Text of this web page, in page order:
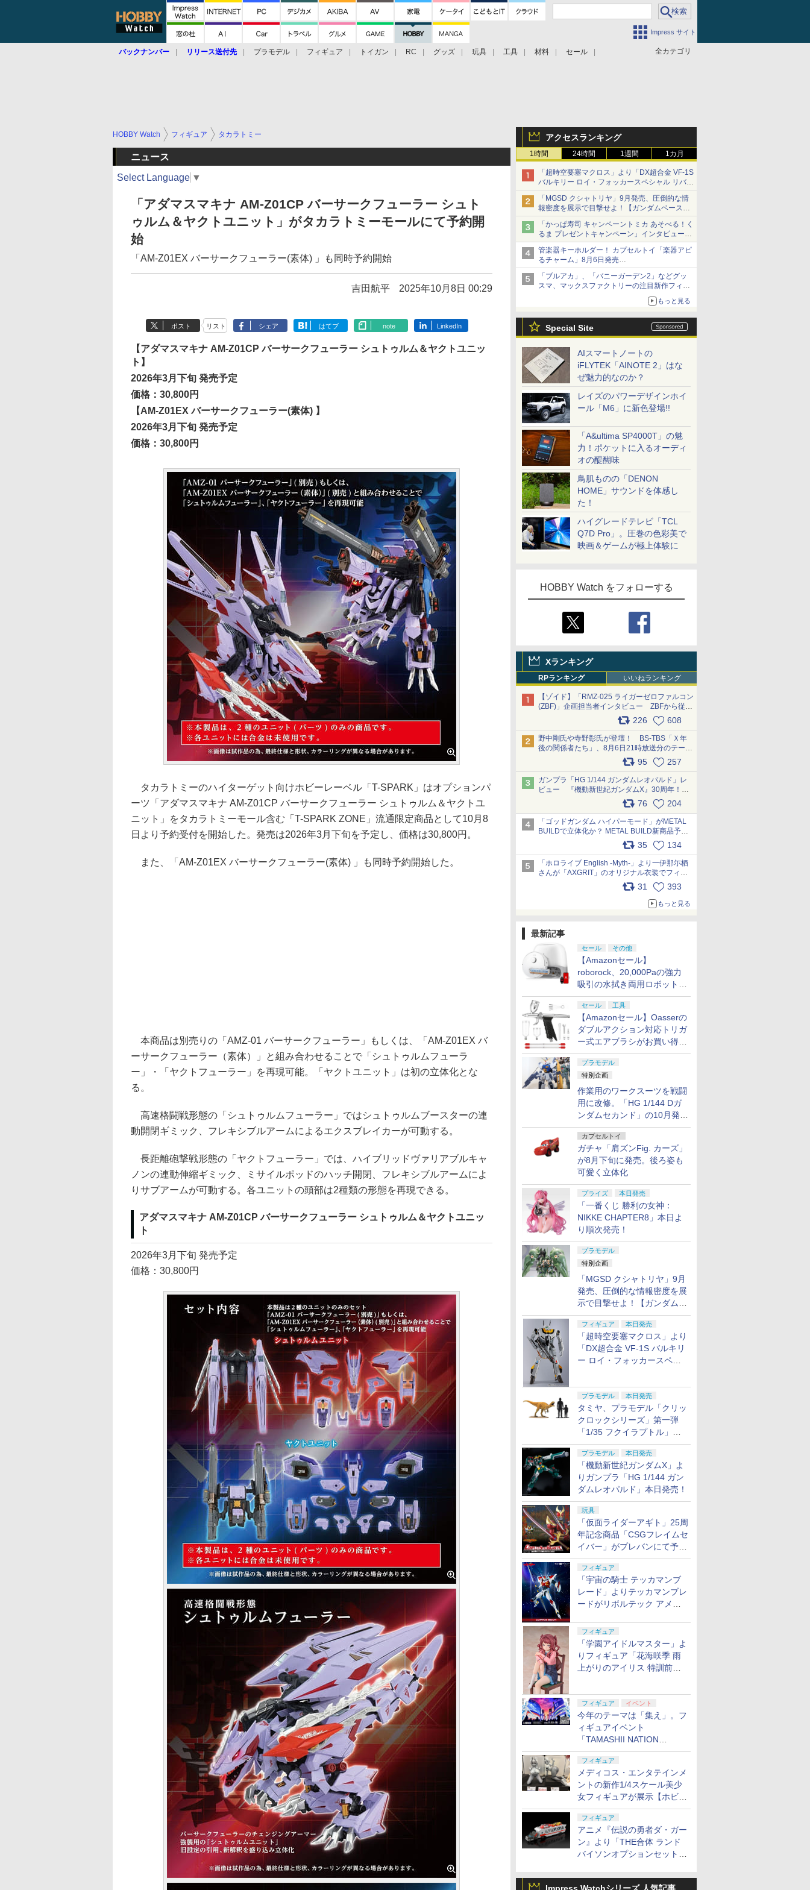
Impress サイト
全カテゴリ
バックナンバー リリース送付先 プラモデル フィギュア トイガン RC グッズ 玩具 工具 材料 セール
アクセスランキング
1時間 24時間 1週間 1カ月
「超時空要塞マクロス」より「DX超合金 VF-1S
バルキリー ロイ・フォッカースペシャル リバイ
バルVer.」本日発売！
「MGSD クシャトリヤ」9月発売、圧倒的な情
報密度を展示で目撃せよ！【ガンダムベース撮
り下ろし】
「かっぱ寿司 キャンペーントミカ あそべる！く
るま プレゼントキャンペーン」インタビュー
子どもが楽しめるかっぱ寿司ならではの体験と
コラボの楽しさを追求
管楽器キーホルダー！ カプセルトイ「楽器アピ
るチャーム」8月6日発売
チューバ、テナサクなど5種各3色
「ブルアカ」、「バニーガーデン2」などグッ
スマ、マックスファクトリーの注目新作フィギ
ュアが展示【ホビーメーカー合同展示会】
もっと見る
Special Site
AIスマートノートの
iFLYTEK「AINOTE 2」はな
ぜ魅力的なのか？
レイズのパワーデザインホイ
ール「M6」に新色登場!!
「A&ultima SP4000T」の魅
力！ポケットに入るオーディ
オの醍醐味
鳥肌ものの「DENON
HOME」サウンドを体感し
た！
ハイグレードテレビ「TCL
Q7D Pro」。圧巻の色彩美で
映画＆ゲームが極上体験に
HOBBY Watch をフォローする
Xランキング
RPランキング いいねランキング
【ゾイド】「RMZ-025 ライガーゼロファルコン
(ZBF)」企画担当者インタビュー ZBFから従来
デザインまで再現可能なボリューム満点のキッ
ト pic.x.com/6zOqQAQKkX
226 608
野中剛氏や寺野彰氏が登壇！ BS-TBS「Ｘ年
後の関係者たち」、8月6日21時放送分のテーマ
は「超合金」！ pic.x.com/uWyt1uyuFm
95 257
ガンプラ「HG 1/144 ガンダムレオパルド」レ
ビュー 『機動新世紀ガンダムX』30周年！イ
ンナーアームガトリングの変形機構まで再現し
最新フォーマットでキット化！
pic.x.com/nszPIDTpbg
76 204
「ゴッドガンダム ハイパーモード」がMETAL
BUILDで立体化か？ METAL BUILD新商品予告
が公開 pic.x.com/HIcLLIM3ar35 134
「ホロライブ English -Myth-」より一伊那尓栖
さんが「AXGRIT」のオリジナル衣装でフィギ
ュア化 pic.x.com/YMGhdIAzNa
31 393
もっと見る
最新記事
セール その他
【Amazonセール】
roborock、20,000Paの強力
吸引の水拭き両用ロボット掃
除機「Qrevo Curv 2 Flow」
がお買い得！
セール 工具
【Amazonセール】Oasserの
ダブルアクション対応トリガ
ー式エアブラシがお買い得価
格で登場！
プラモデル
特別企画
作業用のワークスーツを戦闘
用に改修。「HG 1/144 Dガ
ンダムセカンド」の10月発送
分が予約受付中【ガンダムベ
ース撮り下ろし】
カプセルトイ
ガチャ「肩ズンFig. カーズ」
が8月下旬に発売。後ろ姿も
可愛く立体化
プライズ 本日発売
「一番くじ 勝利の女神：
NIKKE CHAPTER8」本日よ
り順次発売！
プラモデル
特別企画
「MGSD クシャトリヤ」9月
発売、圧倒的な情報密度を展
示で目撃せよ！【ガンダムベ
ース撮り下ろし】
フィギュア 本日発売
「超時空要塞マクロス」より
「DX超合金 VF-1S バルキリ
ー ロイ・フォッカースペシ
プラモデル 本日発売
タミヤ、プラモデル「クリッ
クロックシリーズ」第一弾
「1/35 フクイラプトル」本
日発売！
プラモデル 本日発売
「機動新世紀ガンダムX」よ
りガンプラ「HG 1/144 ガン
ダムレオパルド」本日発売！
玩具
「仮面ライダーアギト」25周
年記念商品「CSGフレイムセ
イバー」がプレバンにて予約
開始
フィギュア
「宇宙の騎士 テッカマンブ
レード」よりテッカマンブレ
ードがリボルテック アメイ
定
フィギュア
「学園アイドルマスター」よ
りフィギュア「花海咲季 雨
上がりのアイリス 特訓前
フィギュア イベント
今年のテーマは「集え」。フ
ィギュアイベント
「TAMASHII NATION
2026」が11月13日より開催
決定
フィギュア
メディコス・エンタテインメ
ントの新作1/4スケール美少
女フィギュアが展示【ホビー
メーカー合同展示会】
フィギュア
アニメ『伝説の勇者ダ・ガー
ン』より「THE合体 ランド
バイソンオプションセット」
HOBBY Watch フィギュア タカラトミー
ニュース
Select Language ▼
「アダマスマキナ AM-Z01CP バーサークフューラー シュト
ゥルム＆ヤクトユニット」がタカラトミーモールにて予約開
始
「AM-Z01EX バーサークフューラー(素体) 」も同時予約開始
吉田航平 2025年10月8日 00:29
ポスト リスト シェア はてブ note LinkedIn
【アダマスマキナ AM-Z01CP バーサークフューラー シュトゥルム＆ヤクトユニッ
ト】
2026年3月下旬 発売予定
価格：30,800円
【AM-Z01EX バーサークフューラー(素体) 】
2026年3月下旬 発売予定
価格：30,800円
タカラトミーのハイターゲット向けホビーレーベル「T-SPARK」はオプションパ
ーツ「アダマスマキナ AM-Z01CP バーサークフューラー シュトゥルム＆ヤクトユ
ニット」をタカラトミーモール含む「T-SPARK ZONE」流通限定商品として10月8
日より予約受付を開始した。発売は2026年3月下旬を予定し、価格は30,800円。
また、「AM-Z01EX バーサークフューラー(素体) 」も同時予約開始した。
本商品は別売りの「AMZ-01 バーサークフューラー」もしくは、「AM-Z01EX バ
ーサークフューラー（素体）」と組み合わせることで「シュトゥルムフューラ
ー」・「ヤクトフューラー」を再現可能。「ヤクトユニット」は初の立体化とな
る。
高速格闘戦形態の「シュトゥルムフューラー」ではシュトゥルムブースターの連
動開閉ギミック、フレキシブルアームによるエクスブレイカーが可動する。
長距離砲撃戦形態の「ヤクトフューラー」では、ハイブリッドヴァリアブルキャ
ノンの連動伸縮ギミック、ミサイルポッドのハッチ開閉、フレキシブルアームによ
りサブアームが可動する。各ユニットの頭部は2種類の形態を再現できる。
アダマスマキナ AM-Z01CP バーサークフューラー シュトゥルム＆ヤクトユニッ
ト
2026年3月下旬 発売予定
価格：30,800円